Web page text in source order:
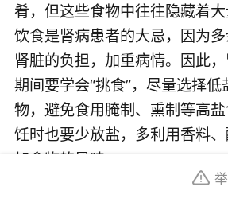
肴，但这些食物中往往隐藏着
饮食是肾病患者的大忌，因为
肾脏的负担，加重病情。因此
期间要学会“挑食”，尽量选择
物，避免食用腌制、熏制等高
饪时也要少放盐，多利用香料
加食物的风味。